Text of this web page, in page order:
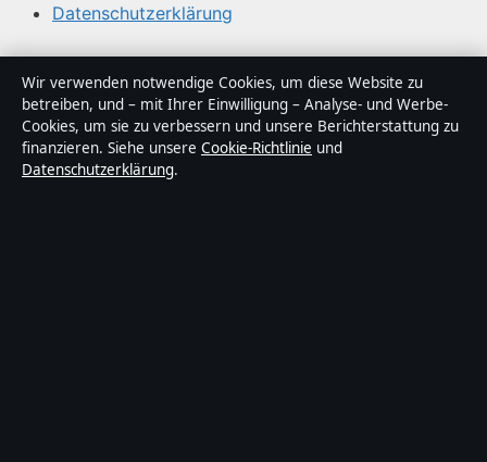
Datenschutzerklärung
Über Politikstudio in Kürze
Politikstudio ist ein unabhängiger digitaler
Nachrichtenanbieter mit Fokus auf Politik, Wirtschaft,
Technik und Gesellschaft in Deutschland. Jeder Artikel
Wir verwenden notwendige Cookies, um diese Website zu
betreiben, und – mit Ihrer Einwilligung – Analyse- und Werbe-
Cookies, um sie zu verbessern und unsere Berichterstattung zu
finanzieren. Siehe unsere Cookie-Richtlinie und
Datenschutzerklärung.